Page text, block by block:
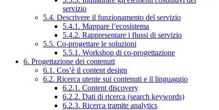
servizio
5.4. Descrivere il funzionamento del servizio
5.4.1. Mappare l’ecosistema
5.4.2. Rappresentare i flussi di servizio
5.5. Co-progettare le soluzioni
5.5.1. Workshop di co-progettazione
6. Progettazione dei contenuti
6.1. Cos’è il content design
6.2. Ricerca utente sui contenuti e il linguaggio
6.2.1. Content discovery
6.2.2. Dati di ricerca (search keywords)
6.2.3. Ricerca tramite analytics